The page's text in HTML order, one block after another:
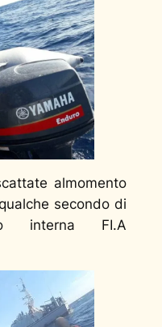
almomento
secondo di
interna FI.A